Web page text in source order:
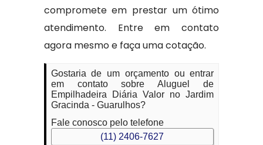
compromete em prestar um ótimo
atendimento. Entre em contato
agora mesmo e faça uma cotação.
Gostaria de um orçamento ou entrar
em contato sobre Aluguel de
Empilhadeira Diária Valor no Jardim
Gracinda - Guarulhos?
Fale conosco pelo telefone
(11) 2406-7627